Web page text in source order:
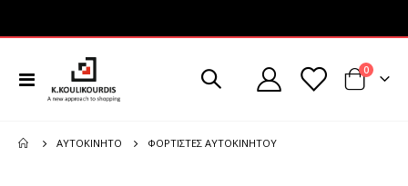
Εναλλαγή
Πλοήγησης
Cart
0
ΑΥΤΟΚΊΝΗΤΟ ΦΟΡΤΙΣΤΈΣ ΑΥΤΟΚΙΝΉΤΟΥ